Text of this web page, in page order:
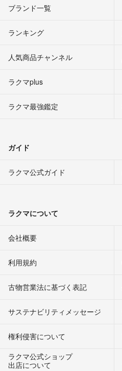
ブランド一覧
ランキング
人気商品チャンネル
ラクマplus
ラクマ最強鑑定
ガイド
ラクマ公式ガイド
ラクマについて
会社概要
利用規約
古物営業法に基づく表記
サステナビリティメッセージ
権利侵害について
ラクマ公式ショップ
出店について